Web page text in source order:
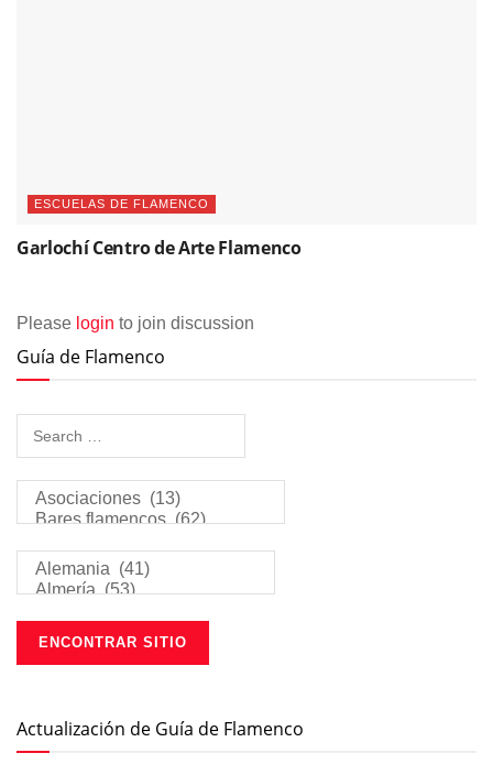
ESCUELAS DE FLAMENCO
Garlochí­ Centro de Arte Flamenco
Please login to join discussion
Guía de Flamenco
Actualización de Guía de Flamenco